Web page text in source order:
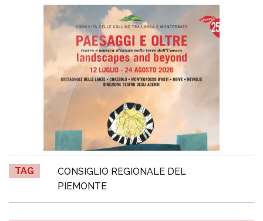
TAG
CONSIGLIO REGIONALE DEL
PIEMONTE